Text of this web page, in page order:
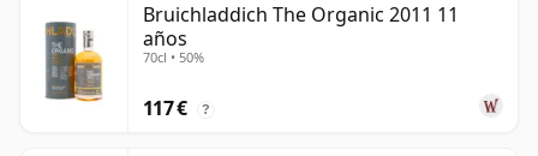
Bruichladdich The Organic 2011 11
años
70cl • 50%
117 € ?